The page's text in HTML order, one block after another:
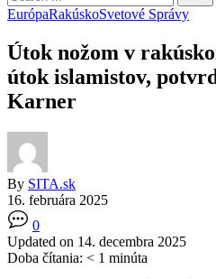
EurópaRakúskoSvetové Správy
Útok nožom v
útok islamistov,
Karner
By SITA.sk
16. februára 2025
0
Updated on 14. decembra 2025
Doba čítania: < 1 minúta